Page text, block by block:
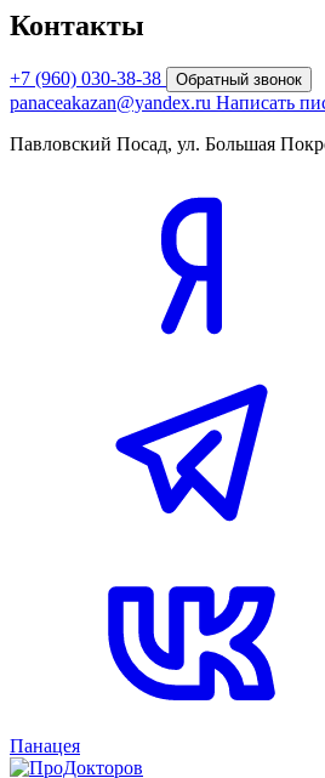
Контакты
+7 (960) 030-38-38 Обратный звонок
panaceakazan@yandex.ru Написать
Павловский Посад, ул. Большая
Панацея